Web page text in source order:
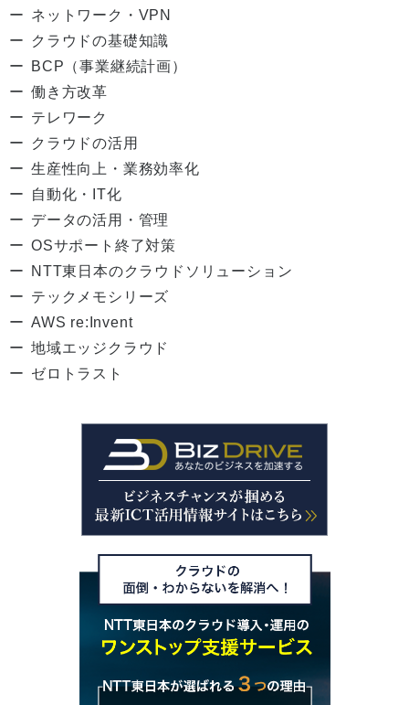
ネットワーク・VPN
クラウドの基礎知識
BCP（事業継続計画）
働き方改革
テレワーク
クラウドの活用
生産性向上・業務効率化
自動化・IT化
データの活用・管理
OSサポート終了対策
NTT東日本のクラウドソリューション
テックメモシリーズ
AWS re:Invent
地域エッジクラウド
ゼロトラスト